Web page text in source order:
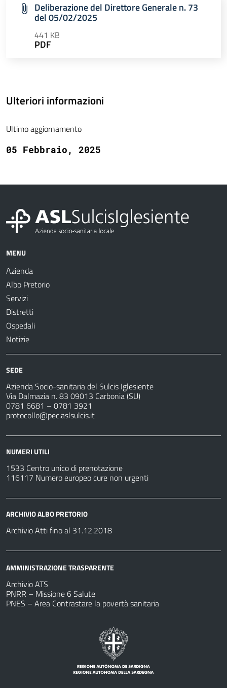
Deliberazione del Direttore Generale n. 73
del 05/02/2025
441 KB
PDF
Ulteriori informazioni
Ultimo aggiornamento
05 Febbraio, 2025
MENU
Azienda
Albo Pretorio
Servizi
Distretti
Ospedali
Notizie
SEDE
Azienda Socio-sanitaria del Sulcis Iglesiente
Via Dalmazia n. 83 09013 Carbonia (SU)
0781 6681 – 0781 3921
protocollo@pec.aslsulcis.it
NUMERI UTILI
1533 Centro unico di prenotazione
116117 Numero europeo cure non urgenti
ARCHIVIO ALBO PRETORIO
Archivio Atti fino al 31.12.2018
AMMINISTRAZIONE TRASPARENTE
Archivio ATS
PNRR – Missione 6 Salute
PNES – Area Contrastare la povertà sanitaria